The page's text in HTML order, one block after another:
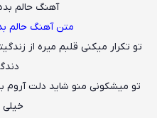
آهنگ حالم
متن آهنگ حالم
تو تکرار میکنی قلبم میره از
تو میشکونی منو شاید دلت آروم
خیلی